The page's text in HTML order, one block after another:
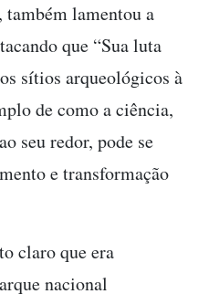
lamentou a
que “Sua luta
sítios arqueológicos à
de como a ciência,
seu redor, pode se
e transformação
claro que era
nacional